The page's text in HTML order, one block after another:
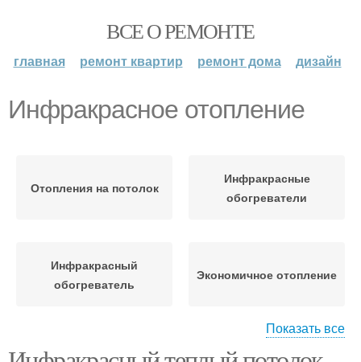
ВСЕ О РЕМОНТЕ
главная ремонт квартир ремонт дома дизайн
Инфракрасное отопление
Отопления на потолок
Инфракрасные
обогреватели
Инфракрасный
обогреватель
Экономичное отопление
Отопление в частном
Показать все